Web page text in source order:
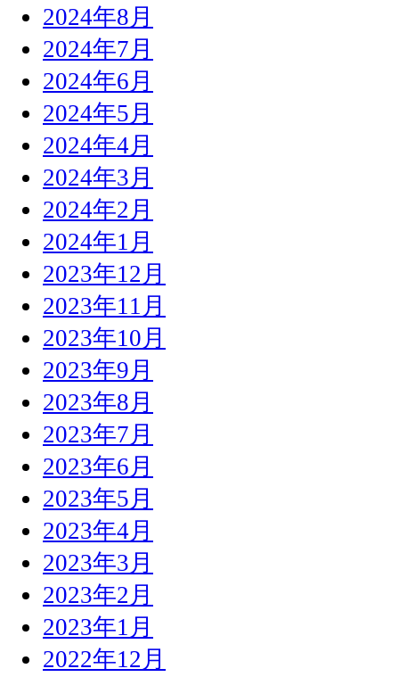
2024年8月
2024年7月
2024年6月
2024年5月
2024年4月
2024年3月
2024年2月
2024年1月
2023年12月
2023年11月
2023年10月
2023年9月
2023年8月
2023年7月
2023年6月
2023年5月
2023年4月
2023年3月
2023年2月
2023年1月
2022年12月